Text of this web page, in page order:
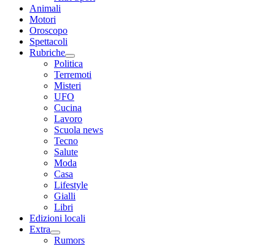
Animali
Motori
Oroscopo
Spettacoli
Rubriche
Politica
Terremoti
Misteri
UFO
Cucina
Lavoro
Scuola news
Tecno
Salute
Moda
Casa
Lifestyle
Gialli
Libri
Edizioni locali
Extra
Rumors